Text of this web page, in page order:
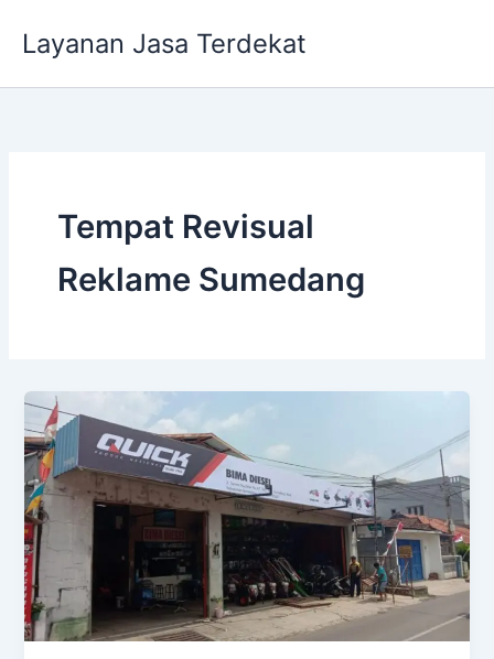
Layanan Jasa Terdekat
Tempat Revisual
Reklame Sumedang